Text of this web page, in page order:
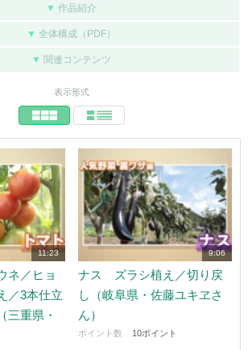
▼ 作品紹介
▼ 全体構成（PDF）
▼ 関連コンテンツ
表示形式
11:23
ネ／ヒョ
／3本仕立
三重県・
9:06
ナス ズラシ植え／切り戻
し（岐阜県・佐藤ユキヱさ
ん）
ポイント数 10ポイント